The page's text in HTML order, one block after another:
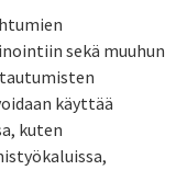
sekä muuhun
käyttää
kuten